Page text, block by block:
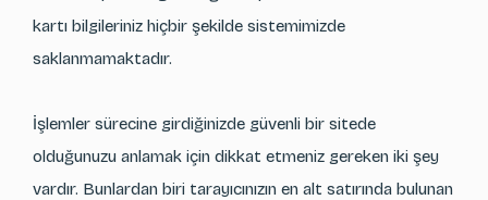
kartı bilgileriniz hiçbir şekilde sistemimizde
saklanmamaktadır.
İşlemler sürecine girdiğinizde güvenli bir sitede
olduğunuzu anlamak için dikkat etmeniz gereken iki şey
vardır. Bunlardan biri tarayıcınızın en alt satırında bulunan